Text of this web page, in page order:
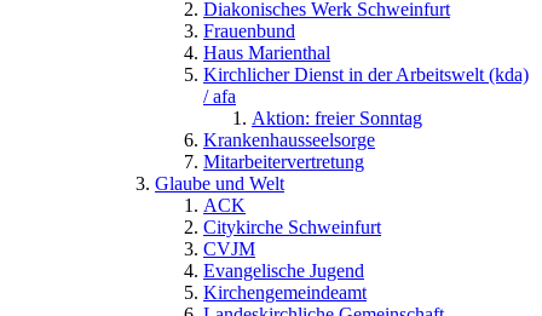
Diakonisches Werk Schweinfurt
Frauenbund
Haus Marienthal
Kirchlicher Dienst in der Arbeitswelt (kda)
/ afa
Aktion: freier Sonntag
Krankenhausseelsorge
Mitarbeitervertretung
Glaube und Welt
ACK
Citykirche Schweinfurt
CVJM
Evangelische Jugend
Kirchengemeindeamt